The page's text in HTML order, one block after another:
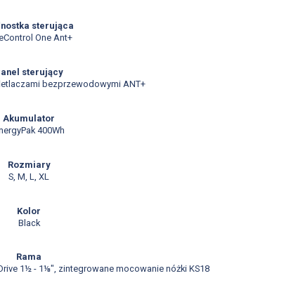
sterująca
One Ant+
sterujący
bezprzewodowymi ANT+
Akumulator
400Wh
Rozmiary
S, M, L, XL
Kolor
Black
Rama
1½ - 1⅛", zintegrowane mocowanie nóżki KS18